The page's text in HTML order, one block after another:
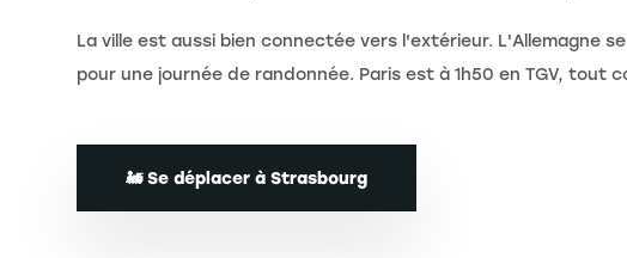
La ville est aussi bien connectée vers l'extérieur. L'Allemagne
pour une journée de randonnée. Paris est à 1h50 en TGV,
🚂 Se déplacer à Strasbourg